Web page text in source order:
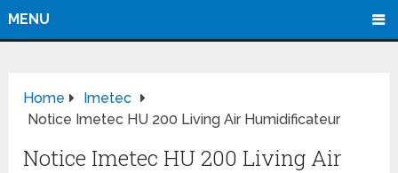
MENU
Home
Imetec
Notice Imetec HU 200 Living Air Humidificateur
Notice Imetec HU 200 Living Air